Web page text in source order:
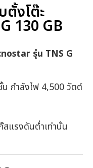
ตั้งโต๊ะ
130 GB
รุ่น TNS G
น กำลังไฟ 4,500 วัตต์
แรงดันต่ำเท่านั้น